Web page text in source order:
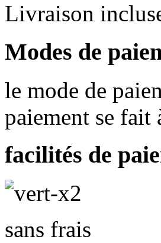
Livraison
Modes de
le mode de
paiement se
facilités de
sans frais